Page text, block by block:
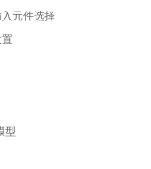
元件选择
置
型